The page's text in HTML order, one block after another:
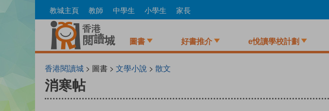
to
教城主頁 教師 中學生 小學生 家長
圖書 好書推介 e悅讀學校計劃
香港閱讀城 > 圖書 > 文學小說 > 散文
消寒帖